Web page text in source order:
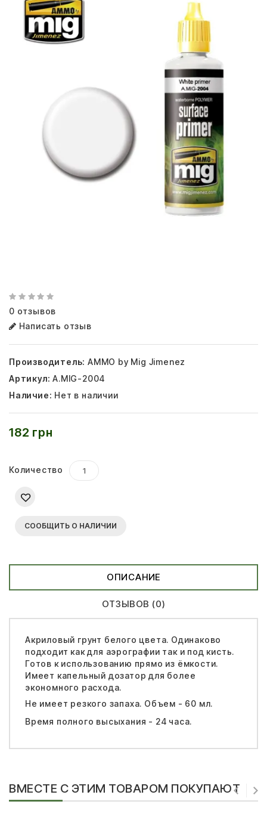
0 отзывов
Написать отзыв
Производитель: AMMO by Mig Jimenez
Артикул: A.MIG-2004
Наличие: Нет в наличии
182 грн
Количество
СООБЩИТЬ О НАЛИЧИИ
ОПИСАНИЕ
ОТЗЫВОВ (0)
Акриловый грунт белого цвета. Одинаково
подходит как для аэрографии так и под кисть.
Готов к использованию прямо из ёмкости.
Имеет капельный дозатор для более
экономного расхода.
Не имеет резкого запаха. Объем - 60 мл.
Время полного высыхания - 24 часа.
ВМЕСТЕ С ЭТИМ ТОВАРОМ ПОКУПАЮТ